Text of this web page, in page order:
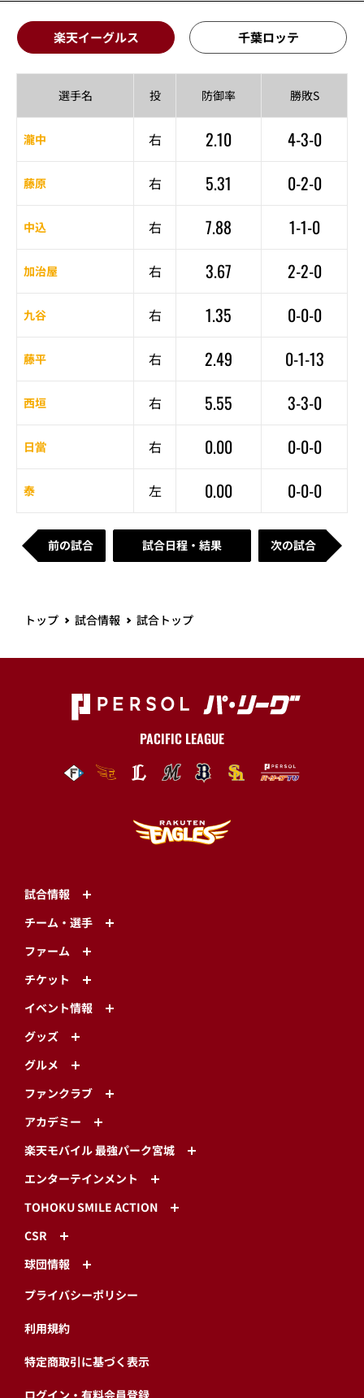
楽天イーグルス 千葉ロッテ
選手名 投 防御率 勝敗S
瀧中 右 2.10 4-3-0
藤原 右 5.31 0-2-0
中込 右 7.88 1-1-0
加治屋 右 3.67 2-2-0
九谷 右 1.35 0-0-0
藤平 右 2.49 0-1-13
西垣 右 5.55 3-3-0
日當 右 0.00 0-0-0
泰 左 0.00 0-0-0
前の試合 試合日程・結果 次の試合
トップ 試合情報 試合トップ
PACIFIC LEAGUE
試合情報
チーム・選手
ファーム
チケット
イベント情報
グッズ
グルメ
ファンクラブ
アカデミー
楽天モバイル 最強パーク宮城
エンターテインメント
TOHOKU SMILE ACTION
CSR
球団情報
プライバシーポリシー
利用規約
特定商取引に基づく表示